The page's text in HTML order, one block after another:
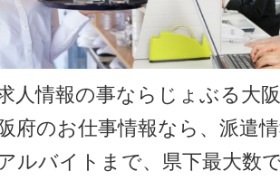
人情報の事ならじょぶる大
府のお仕事情報なら、派遣
ルバイトまで、県下最大数